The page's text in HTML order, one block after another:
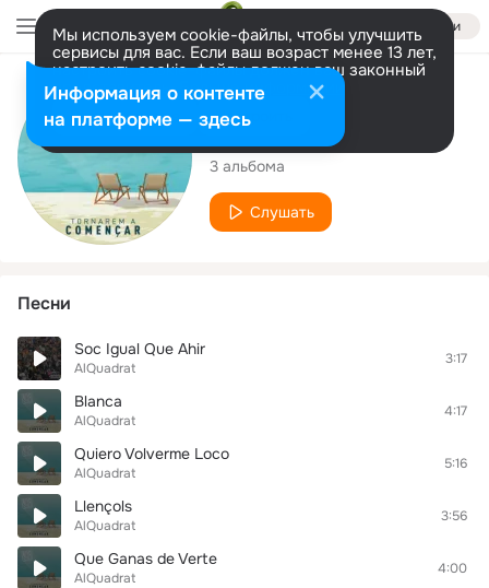
Войти
Мы используем cookie-файлы, чтобы улучшить
сервисы для вас. Если ваш возраст менее 13 лет,
настроить cookie-файлы должен ваш законный
представитель. Больше информации
Разрешить все Настроить
Исполнитель
AlQuadrat
3 альбома
Слушать
Песни
Soc Igual Que Ahir
AlQuadrat
3:17
Blanca
AlQuadrat
4:17
Quiero Volverme Loco
AlQuadrat
5:16
Llençols
AlQuadrat
3:56
Que Ganas de Verte
AlQuadrat
4:00
Информация о контенте
на платформе — здесь